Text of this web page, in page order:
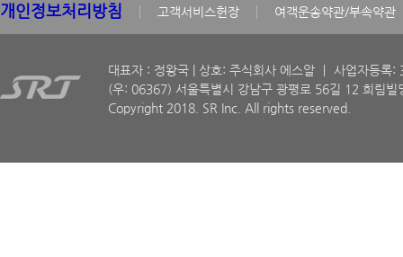
개인정보처리방침 고객서비스헌장 여객운송약관/부속약관
대표자 : 정왕국 | 상호: 주식회사 에스알 ㅣ 사업자등
(우: 06367) 서울특별시 강남구 광평로 56길 12 희림빌
Copyright 2018. SR Inc. All rights reserved.